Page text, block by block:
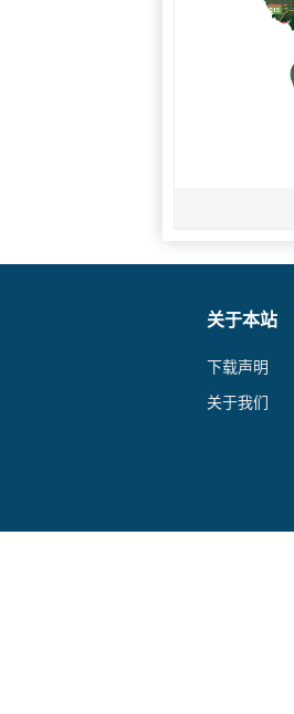
关于本站
下载声明
关于我们